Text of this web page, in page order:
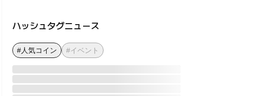
ハッシュタグニュース
#人気コイン #イベント